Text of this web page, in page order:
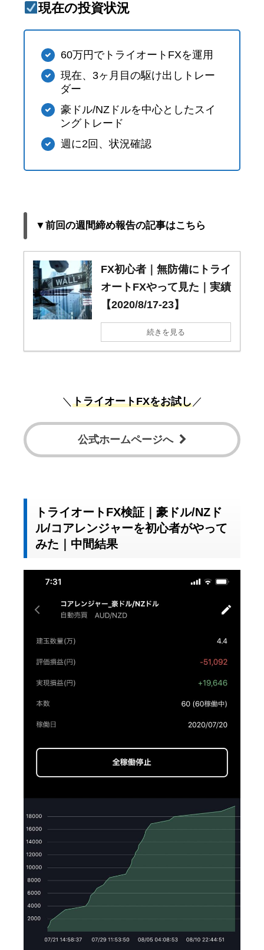
現在の投資状況
60万円でトライオートFXを運用
現在、3ヶ月目の駆け出しトレー
ダー
豪ドル/NZドルを中心としたスイ
ングトレード
週に2回、状況確認
▼前回の週間締め報告の記事はこちら
FX初心者｜無防備にトライ
オートFXやって見た｜実績
【2020/8/17-23】
続きを見る
＼ トライオートFXをお試し／
公式ホームページへ
トライオートFX検証｜豪ドル/NZド
ル/コアレンジャーを初心者がやって
みた｜中間結果